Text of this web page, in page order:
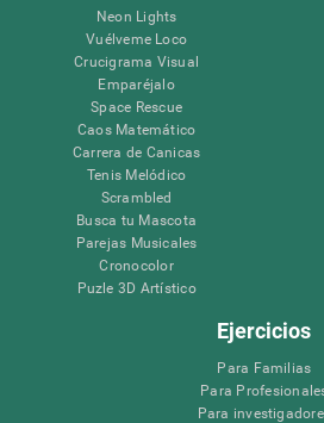
Neon Lights
Vuélveme Loco
Crucigrama Visual
Emparéjalo
Space Rescue
Caos Matemático
Carrera de Canicas
Tenis Melódico
Scrambled
Busca tu Mascota
Parejas Musicales
Cronocolor
Puzle 3D Artístico
Ejercicios
Para Familias
Para
Para